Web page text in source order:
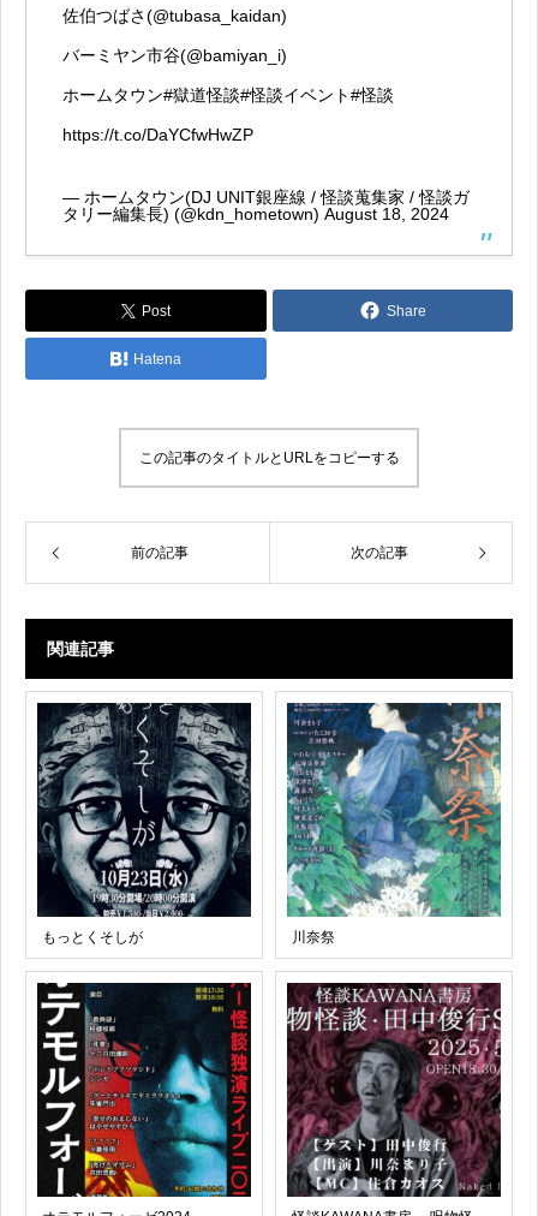
佐伯つばさ(@tubasa_kaidan)
バーミヤン市谷(@bamiyan_i)
ホームタウン#獄道怪談#怪談イベント#怪談
https://t.co/DaYCfwHwZP
— ホームタウン(DJ UNIT銀座線 / 怪談蒐集家 / 怪談ガ
タリー編集長) (@kdn_hometown) August 18, 2024
Post Share
Hatena
この記事のタイトルとURLをコピーする
前の記事 次の記事
関連記事
もっとくそしが 川奈祭